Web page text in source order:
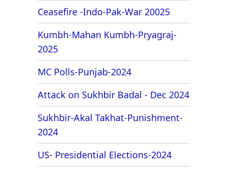
Ceasefire -Indo-Pak-War 20025
Kumbh-Mahan Kumbh-Pryagraj-
2025
MC Polls-Punjab-2024
Attack on Sukhbir Badal - Dec 2024
Sukhbir-Akal Takhat-Punishment-
2024
US- Presidential Elections-2024